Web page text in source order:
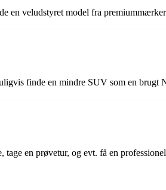
en veludstyret model fra
finde en mindre SUV som en brugt
en prøvetur, og evt. få en